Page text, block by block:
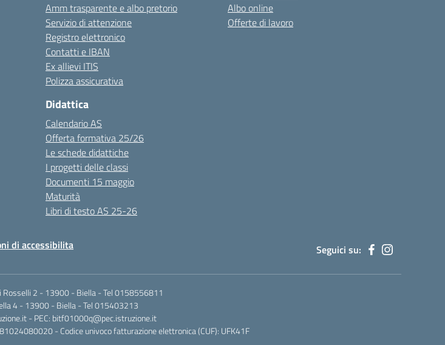
Amm trasparente e albo pretorio
Servizio di attenzione
Registro elettronico
Contatti e IBAN
Ex allievi ITIS
Polizza assicurativa
Didattica
Calendario AS
Offerta formativa 25/26
Le schede didattiche
I progetti delle classi
Documenti 15 maggio
Maturità
Libri di testo AS 25-26
Albo online
Offerte di lavoro
di accessibilita Seguici su:
Rosselli 2 - 13900 - Biella - Tel 0158556811
4 - 13900 - Biella - Tel 015403213
- PEC: bitf01000q@pec.istruzione.it
- Codice univoco fatturazione elettronica (CUF): UFK41F